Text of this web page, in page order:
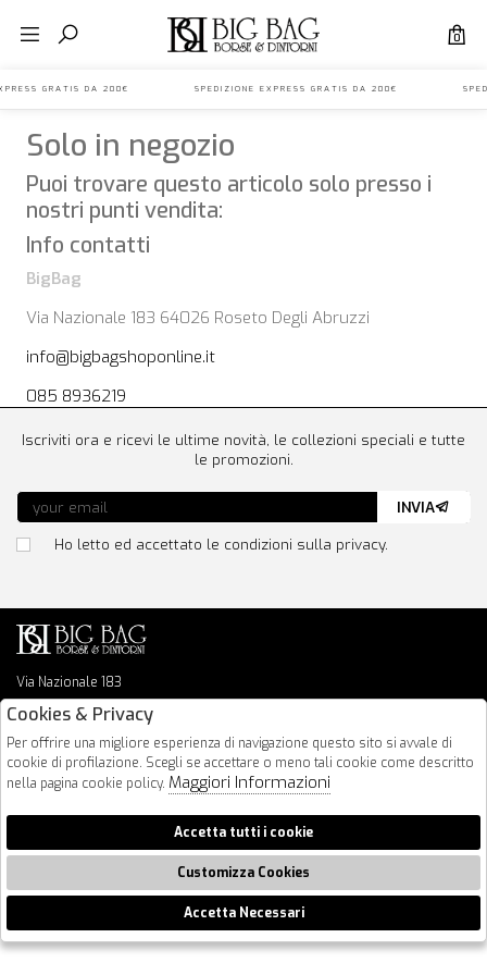
0
EXPRESS GRATIS DA 200€ SPEDIZIONE EXPRESS GRATIS DA 200€
Solo in negozio
Puoi trovare questo articolo solo presso i
nostri punti vendita:
Info contatti
BigBag
Via Nazionale 183 64026 Roseto Degli Abruzzi
info@bigbagshoponline.it
085 8936219
Via Nazionale 183
64026 Roseto Degli Abruzzi
info@bigbagshoponline.it
follow us
Iscriviti ora e ricevi le ultime novità, le collezioni speciali e tutte
le promozioni.
Ho letto ed accettato le condizioni sulla privacy.
INVIA
2026 BigBag - P.iva : 00916940679 Powered by
🍪
Cookies & Privacy
Per offrire una migliore esperienza di navigazione questo sito si avvale di
cookie di profilazione. Scegli se accettare o meno tali cookie come descritto
nella pagina cookie policy. Maggiori Informazioni
Accetta tutti i cookie
Customizza Cookies
Accetta Necessari